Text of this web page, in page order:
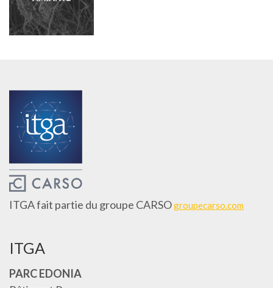
ITGA fait partie du groupe CARSOgroupecarso.com
ITGA
PARC EDONIA